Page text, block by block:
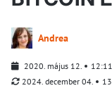
Andrea
2020. május 12.
12:11
2024. december 04.